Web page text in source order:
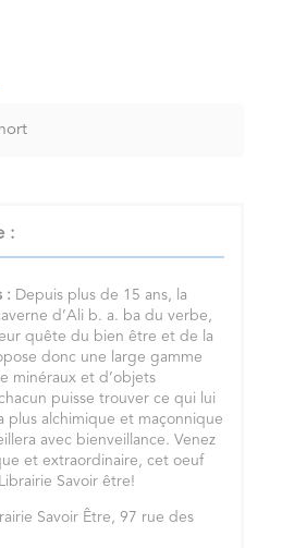
:
: Depuis plus de 15 ans, la
d’Ali b. a. ba du verbe,
quête du bien être et de la
donc une large gamme
minéraux et d’objets
puisse trouver ce qui lui
plus alchimique et maçonnique
avec bienveillance. Venez
et extraordinaire, cet oeuf
Savoir être!
Savoir Être, 97 rue des